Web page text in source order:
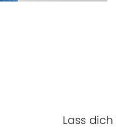
Lass